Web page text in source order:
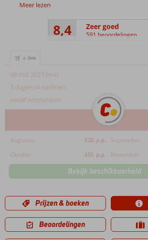
Meer lezen
8,4 Zeer goed
591 beoordelingen
+
08 mrt 2027 (ma)
5 dagen (4 nachten)
vanaf Amsterdam
Augustus 520 p.p. September
Oktober
455 p.p. November
Bekijk beschikbaarheid
Prijzen & boeken
Beoordelingen